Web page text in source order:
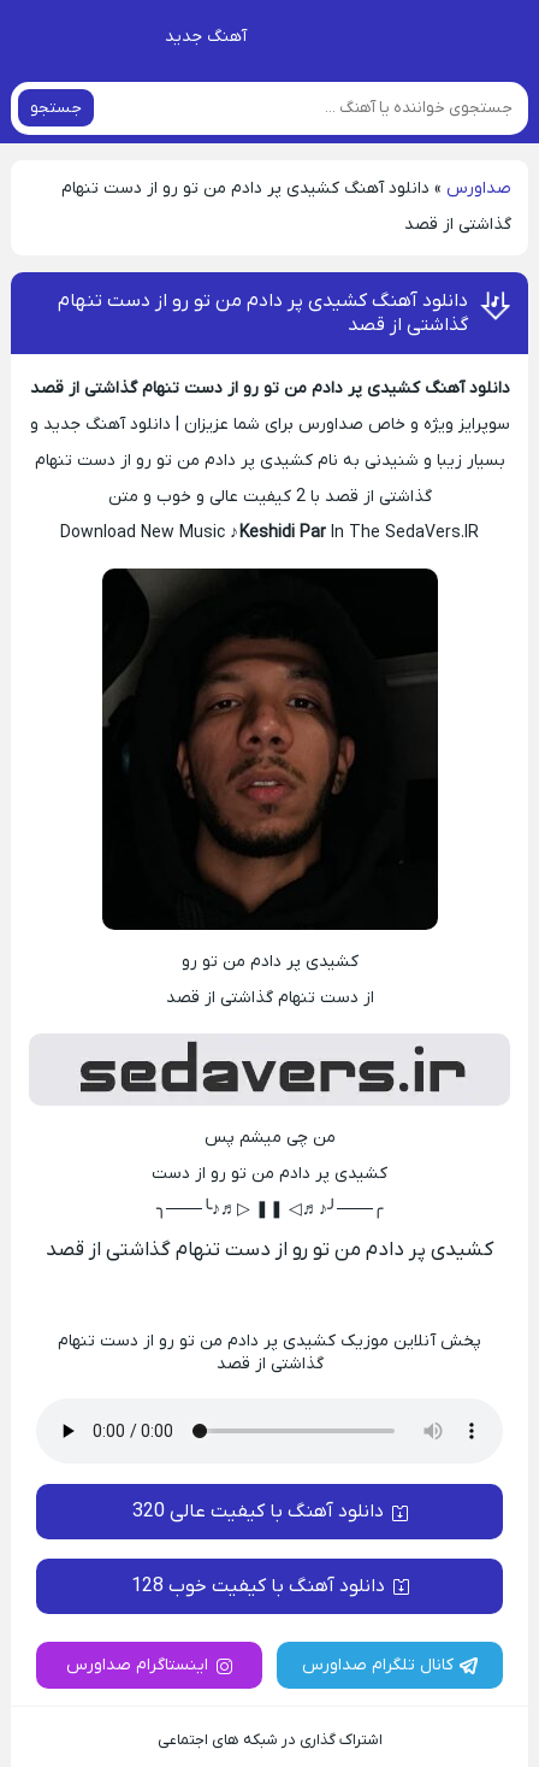
آهنگ جدید
جستجو
صداورس » دانلود آهنگ کشیدی پر دادم من تو رو از دست تنهام
گذاشتی از قصد
دانلود آهنگ کشیدی پر دادم من تو رو از دست تنهام
گذاشتی از قصد
دانلود آهنگ کشیدی پر دادم من تو رو از دست تنهام گذاشتی از قصد
سوپرایز ویژه و خاص صداورس برای شما عزیزان | دانلود آهنگ جدید و
بسیار زیبا و شنیدنی به نام کشیدی پر دادم من تو رو از دست تنهام
گذاشتی از قصد با 2 کیفیت عالی و خوب و متن
Download New Music ♪Keshidi Par In The SedaVers.IR
کشیدی پر دادم من تو رو
از دست تنهام گذاشتی از قصد
من چی میشم پس
کشیدی پر دادم من تو رو از دست
╭───╯♪♬◁ ❚❚ ▷♬♪╰───╮
کشیدی پر دادم من تو رو از دست تنهام گذاشتی از قصد
پخش آنلاین موزیک کشیدی پر دادم من تو رو از دست تنهام
گذاشتی از قصد
دانلود آهنگ با کیفیت عالی 320
دانلود آهنگ با کیفیت خوب 128
کانال تلگرام صداورس اینستاگرام صداورس
اشتراک گذاری در شبکه های اجتماعی